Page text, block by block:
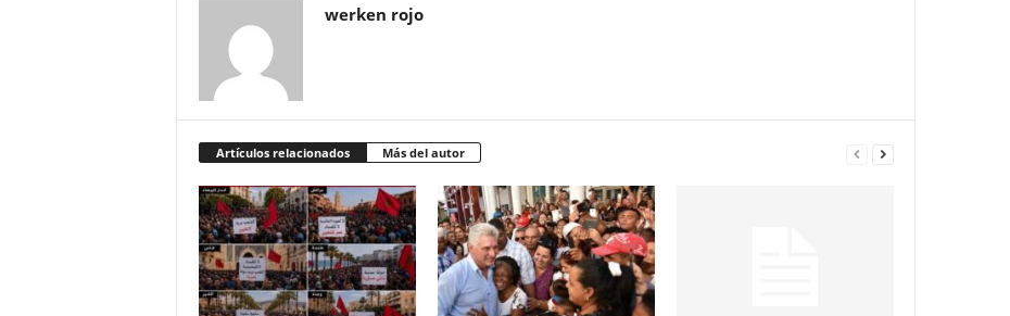
werken rojo
Artículos relacionados Más del autor